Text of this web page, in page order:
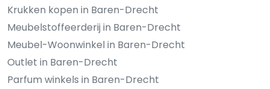
Krukken kopen in Baren-Drecht
Meubelstoffeerderij in Baren-Drecht
Meubel-Woonwinkel in Baren-Drecht
Outlet in Baren-Drecht
Parfum winkels in Baren-Drecht